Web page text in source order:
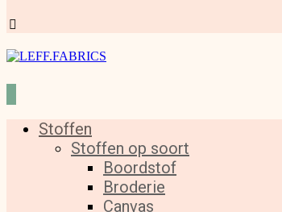
Stoffen
Stoffen op soort
Boordstof
Broderie
Canvas